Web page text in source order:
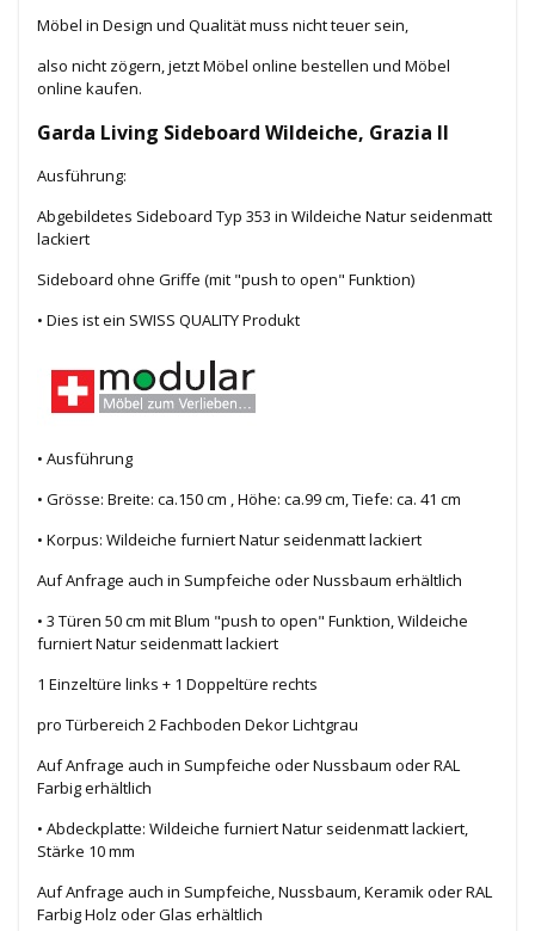
Möbel in Design und Qualität muss nicht teuer sein,
also nicht zögern, jetzt Möbel online bestellen und Möbel
online kaufen.
Garda Living Sideboard Wildeiche, Grazia ll
Ausführung:
Abgebildetes Sideboard Typ 353 in Wildeiche Natur seidenmatt
lackiert
Sideboard ohne Griffe (mit "push to open" Funktion)
• Dies ist ein SWISS QUALITY Produkt
• Ausführung
• Grösse: Breite: ca.150 cm , Höhe: ca.99 cm, Tiefe: ca. 41 cm
• Korpus: Wildeiche furniert Natur seidenmatt lackiert
Auf Anfrage auch in Sumpfeiche oder Nussbaum erhältlich
• 3 Türen 50 cm mit Blum "push to open" Funktion, Wildeiche
furniert Natur seidenmatt lackiert
1 Einzeltüre links + 1 Doppeltüre rechts
pro Türbereich 2 Fachboden Dekor Lichtgrau
Auf Anfrage auch in Sumpfeiche oder Nussbaum oder RAL
Farbig erhältlich
• Abdeckplatte: Wildeiche furniert Natur seidenmatt lackiert,
Stärke 10 mm
Auf Anfrage auch in Sumpfeiche, Nussbaum, Keramik oder RAL
Farbig Holz oder Glas erhältlich